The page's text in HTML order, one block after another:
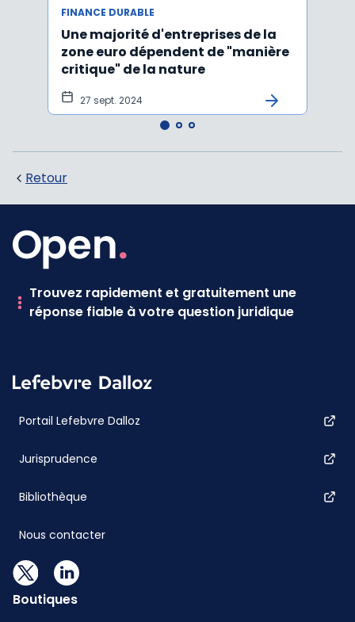
FINANCE DURABLE
Une majorité d'entreprises de la
zone euro dépendent de "manière
critique" de la nature
27 sept. 2024
Retour
Trouvez rapidement et gratuitement une
réponse fiable à votre question juridique
Portail Lefebvre Dalloz
Jurisprudence
Bibliothèque
Nous contacter
Boutiques